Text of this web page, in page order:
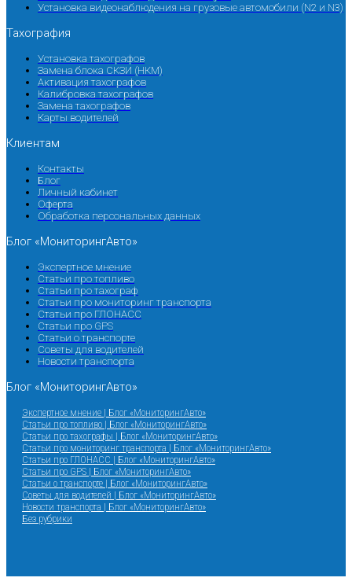
Установка видеонаблюдения на грузовые автомобили (N2 и N3)
Тахография
Установка тахографов
Замена блока СКЗИ (НКМ)
Активация тахографов
Калибровка тахографов
Замена тахографов
Карты водителей
Клиентам
Контакты
Блог
Личный кабинет
Оферта
Обработка персональных данных
Блог «МониторингАвто»
Экспертное мнение
Статьи про топливо
Статьи про тахограф
Статьи про мониторинг транспорта
Статьи про ГЛОНАСС
Статьи про GPS
Статьи о транспорте
Советы для водителей
Новости транспорта
Блог «МониторингАвто»
Экспертное мнение | Блог «МониторингАвто»
Статьи про топливо | Блог «МониторингАвто»
Статьи про тахографы | Блог «МониторингАвто»
Статьи про мониторинг транспорта | Блог «МониторингАвто»
Статьи про ГЛОНАСС | Блог «МониторингАвто»
Статьи про GPS | Блог «МониторингАвто»
Статьи о транспорте | Блог «МониторингАвто»
Советы для водителей | Блог «МониторингАвто»
Новости транспорта | Блог «МониторингАвто»
Без рубрики